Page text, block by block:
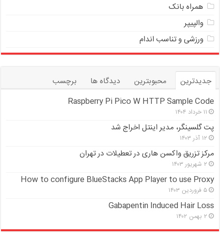
همراه بانک
والپیپر
ورزشی و تناسب اندام
جدیدترین محبوبترین دیدگاه ها
برچسب
Raspberry Pi Pico W HTTP Sample Code
۱۱ خرداد ۱۴۰۴
پت گلسینگر، مدیر اینتل اخراج شد
۱۲ آذر ۱۴۰۳
مرکز تزریق واکسن هاری در تعطیلات در تهران
۲ شهریور ۱۴۰۳
How to configure BlueStacks App Player to use Proxy
۵ فروردین ۱۴۰۳
Gabapentin Induced Hair Loss
۲ بهمن ۱۴۰۲